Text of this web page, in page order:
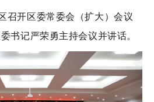
召开区委常委会（扩大）会议
书记严荣勇主持会议并讲话。